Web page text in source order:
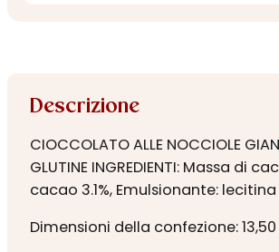
Descrizione
CIOCCOLATO ALLE NOCCIOLE
GLUTINE INGREDIENTI: Massa di
cacao 3.1%, Emulsionante: lecitina di
Dimensioni della confezione: 13,50